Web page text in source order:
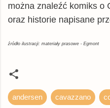
matfel.pl
książka
inbook.pl
książka
można znaleźć komiks o
oraz historie napisane
źródło ilustracji: materiały prasowe - Egmont
andersen cavazzano